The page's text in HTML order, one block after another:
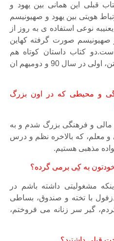
قبلی این همانی بین یهود و
هویتی بین یهود و صهیونیسم
نوعی استفاده ی به روز از
صهیونیسم صورت گرفته کهاین
کتاب داستان کوتاه هم
هست که اون ها تخصصی نیستن، اولی در سال 90 و دومیهم ان
و محیطی که در اون بزرگ
مالی و فرهنگی بزرگ شدم و به
و معلم، که بالاخره نظم و درس
مذهبی هستیم.
به کِی برمی گرده؟
مشغولیتی داشته باشم در
دزفول با تخته و صندوق، بساطی
گیر سر زنانه می فروختم،